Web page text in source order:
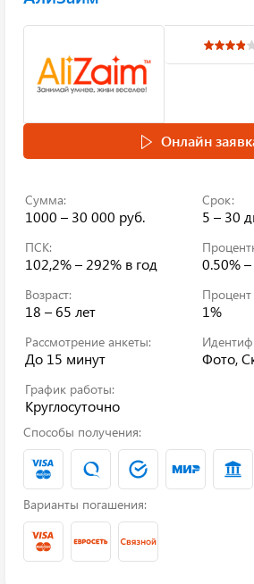
Онлайн
Сумма:
1000 – 30 000 руб.
Срок:
5 – 30
ПСК:
102,2% – 292% в год 0.50%
Возраст:
18 – 65 лет 1%
Рассмотрение анкеты:
До 15 минут Фото,
График работы:
Круглосуточно
Способы получения:
Варианты погашения: